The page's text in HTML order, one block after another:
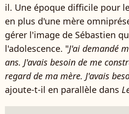
il. Une époque difficile pour
en plus d'une mère
gérer l'image de Sébastien
l'adolescence. "J'ai demandé
ans. J'avais besoin de me
regard de ma mère. J'avais
ajoute-t-il en parallèle dans